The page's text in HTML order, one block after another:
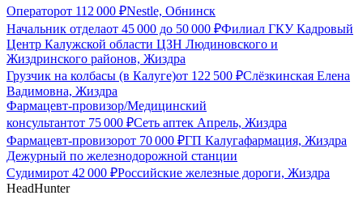
Операторот 112 000 ₽Nestle, Обнинск
Начальник отделаот 45 000 до 50 000 ₽Филиал ГКУ Кадровый
Центр Калужской области ЦЗН Людиновского и
Жиздринского районов, Жиздра
Грузчик на колбасы (в Калуге)от 122 500 ₽Слёзкинская Елена
Вадимовна, Жиздра
Фармацевт-провизор/Медицинский
консультантот 75 000 ₽Сеть аптек Апрель, Жиздра
Фармацевт-провизорот 70 000 ₽ГП Калугафармация, Жиздра
Дежурный по железнодорожной станции
Судимирот 42 000 ₽Российские железные дороги, Жиздра
HeadHunter